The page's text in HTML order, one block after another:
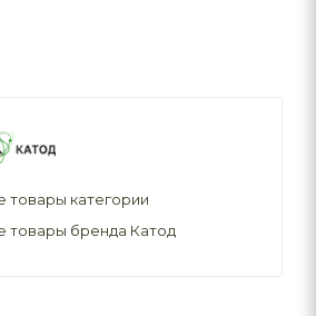
товары категории
товары бренда Катод